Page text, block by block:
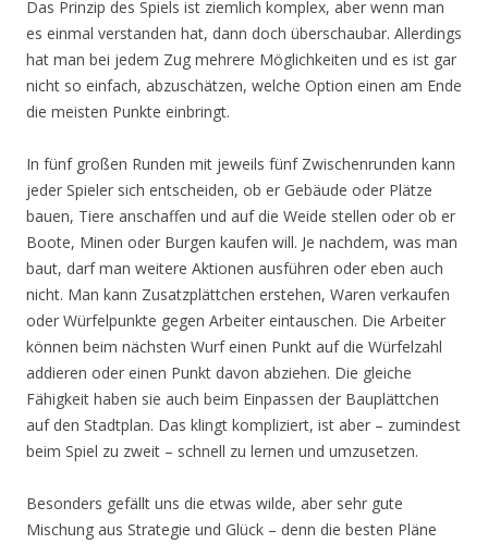
Das Prinzip des Spiels ist ziemlich komplex, aber wenn man
es einmal verstanden hat, dann doch überschaubar. Allerdings
hat man bei jedem Zug mehrere Möglichkeiten und es ist gar
nicht so einfach, abzuschätzen, welche Option einen am Ende
die meisten Punkte einbringt.
In fünf großen Runden mit jeweils fünf Zwischenrunden kann
jeder Spieler sich entscheiden, ob er Gebäude oder Plätze
bauen, Tiere anschaffen und auf die Weide stellen oder ob er
Boote, Minen oder Burgen kaufen will. Je nachdem, was man
baut, darf man weitere Aktionen ausführen oder eben auch
nicht. Man kann Zusatzplättchen erstehen, Waren verkaufen
oder Würfelpunkte gegen Arbeiter eintauschen. Die Arbeiter
können beim nächsten Wurf einen Punkt auf die Würfelzahl
addieren oder einen Punkt davon abziehen. Die gleiche
Fähigkeit haben sie auch beim Einpassen der Bauplättchen
auf den Stadtplan. Das klingt kompliziert, ist aber – zumindest
beim Spiel zu zweit – schnell zu lernen und umzusetzen.
Besonders gefällt uns die etwas wilde, aber sehr gute
Mischung aus Strategie und Glück – denn die besten Pläne